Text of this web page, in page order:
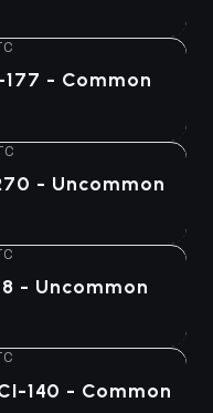
- Common
- Uncommon
- Uncommon
140 - Common